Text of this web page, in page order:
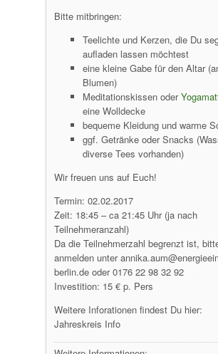
Bitte mitbringen:
Teelichte und Kerzen, die Du
aufladen lassen möchtest
eine kleine Gabe für den Altar
Blumen)
Meditationskissen oder
eine Wolldecke
bequeme Kleidung und warme
ggf. Getränke oder Snacks
diverse Tees vorhanden)
Wir freuen uns auf Euch!
Termin: 02.02.2017
Zeit: 18:45 – ca 21:45 Uhr (ja nach
Teilnehmeranzahl)
Da die Teilnehmerzahl begrenzt ist,
anmelden unter
berlin.de oder 0176 22 98 32 92
Investition: 15 € p. Pers
Weitere Inforationen findest Du hier:
Jahreskreis Info